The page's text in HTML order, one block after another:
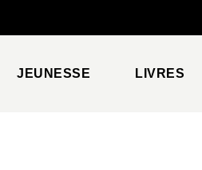
JEUNESSE LIVRES